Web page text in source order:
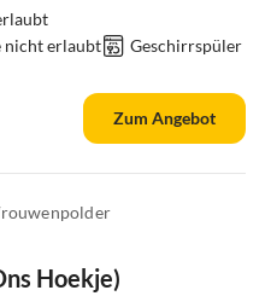
nicht erlaubt
Geschirrspüler
Zum Angebot
Hoekje)